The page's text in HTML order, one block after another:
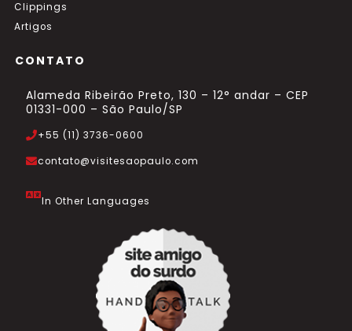
Clippings
Artigos
CONTATO
Alameda Ribeirão Preto, 130 – 12° andar – CEP
01331-000 – São Paulo/SP
+55 (11) 3736-0600
contato@visitesaopaulo.com
In Other Languages